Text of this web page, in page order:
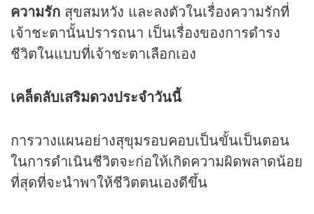
ความรัก สุขสมหวัง และลงตัวในเรื่องความรักที่
เจ้าชะตานั้นปรารถนา เป็นเรื่องของการดำรง
ชีวิตในแบบที่เจ้าชะตาเลือกเอง
เคล็ดลับเสริมดวงประจำวันนี้
การวางแผนอย่างสุขุมรอบคอบเป็นขั้นเป็นตอน
ในการดำเนินชีวิตจะก่อให้เกิดความผิดพลาดน้อย
ที่สุดที่จะนำพาให้ชีวิตตนเองดีขึ้น